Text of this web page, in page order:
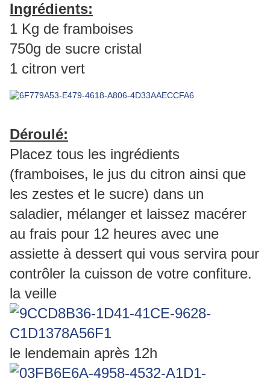
Ingrédients:
1 Kg de framboises
750g de sucre cristal
1 citron vert
Déroulé:
Placez tous les ingrédients
(framboises, le jus du citron ainsi que
les zestes et le sucre) dans un
saladier, mélanger et laissez macérer
au frais pour 12 heures avec une
assiette à dessert qui vous servira pour
contrôler la cuisson de votre confiture.
la veille
le lendemain après 12h